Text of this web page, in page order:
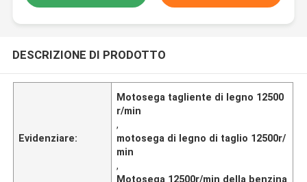
DESCRIZIONE DI PRODOTTO
Evidenziare:
Motosega tagliente di legno 12500
r/min
,
motosega di legno di taglio 12500r/
min
,
Motosega 12500r/min della benzina